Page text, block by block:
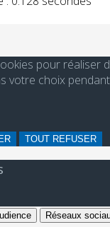
pour réaliser
choix
TOUT REFUSER
Réseaux